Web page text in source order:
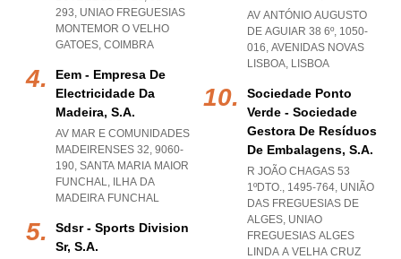
293, UNIAO FREGUESIAS
MONTEMOR O VELHO
GATOES, COIMBRA
Eem - Empresa De
Electricidade Da
Madeira, S.a.
AV MAR E COMUNIDADES
MADEIRENSES 32, 9060-
190, SANTA MARIA MAIOR
FUNCHAL, ILHA DA
MADEIRA FUNCHAL
Sdsr - Sports Division
Sr, S.a.
AV ANTÓNIO AUGUSTO
DE AGUIAR 38 6º, 1050-
016, AVENIDAS NOVAS
LISBOA, LISBOA
Sociedade Ponto
Verde - Sociedade
Gestora De Resíduos
De Embalagens, S.a.
R JOÃO CHAGAS 53
1ºDTO., 1495-764, UNIÃO
DAS FREGUESIAS DE
ALGES, UNIAO
FREGUESIAS ALGES
LINDA A VELHA CRUZ